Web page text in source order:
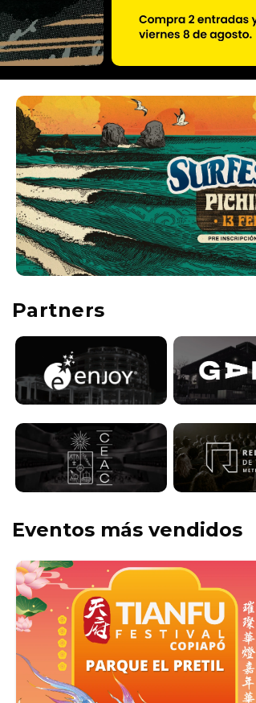
Partners
Eventos más vendidos